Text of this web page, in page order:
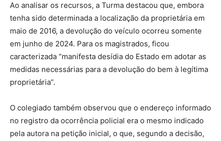
Ao analisar os recursos, a Turma destacou que, embora
tenha sido determinada a localização da proprietária em
maio de 2016, a devolução do veículo ocorreu somente
em junho de 2024. Para os magistrados, ficou
caracterizada “manifesta desídia do Estado em adotar as
medidas necessárias para a devolução do bem à legítima
proprietária”.
O colegiado também observou que o endereço informado
no registro da ocorrência policial era o mesmo indicado
pela autora na petição inicial, o que, segundo a decisão,